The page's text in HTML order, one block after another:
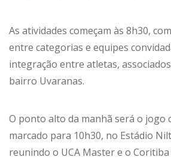
As atividades começam às 8h30,
entre categorias e equipes
integração entre atletas,
bairro Uvaranas.
O ponto alto da manhã será o jogo
marcado para 10h30, no Estádio
reunindo o UCA Master e o